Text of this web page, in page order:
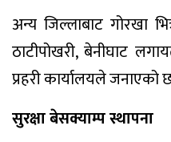
अन्य जिल्लाबाट गोरखा
ठाटीपोखरी, बेनीघाट
प्रहरी कार्यालयले जनाएको
सुरक्षा बेसक्याम्प स्थापना